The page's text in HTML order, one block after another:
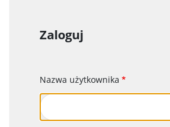
Zaloguj
Nazwa użytkownika